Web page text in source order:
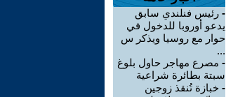
- رئيس فنلندي سابق
يدعو أوروبا للدخول في
حوار مع روسيا ويذكر س
...
- مصرع مهاجر حاول بلوغ
سبتة بطائرة شراعية
- خبازة تُنقذ زوجين